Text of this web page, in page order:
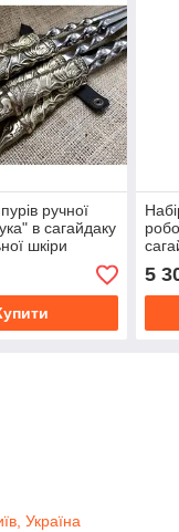
ручної
в сагайдаку
шкіри
5
Україна